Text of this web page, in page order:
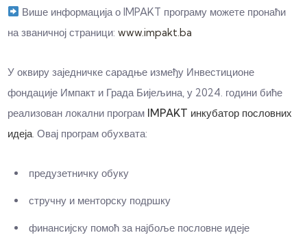
Више информација о IMPAKT програму можете пронаћи
на званичној страници:www.impakt.ba
У оквиру заједничке сарадње између Инвестиционе
фондације Импакт и Града Бијељина, у 2024. години биће
реализован локални програм IMPAKT инкубатор пословних
идеја . Овај програм обухвата:
предузетничку обуку
стручну и менторску подршку
финансијску помоћ за најбоље пословне идеје